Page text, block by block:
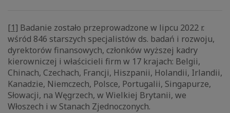
[1] Badanie zostało przeprowadzone w lipcu 2022 r.
wśród 846 starszych specjalistów ds. badań i rozwoju,
dyrektorów finansowych, członków wyższej kadry
kierowniczej i właścicieli firm w 17 krajach: Belgii,
Chinach, Czechach, Francji, Hiszpanii, Holandii, Irlandii,
Kanadzie, Niemczech, Polsce, Portugalii, Singapurze,
Słowacji, na Węgrzech, w Wielkiej Brytanii, we
Włoszech i w Stanach Zjednoczonych.